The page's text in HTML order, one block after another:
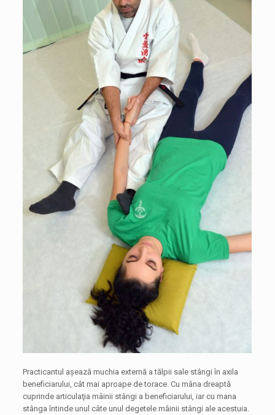
Practicantul aşează muchia externă a tălpii sale stângi în axila
beneficiarului, cât mai aproape de torace. Cu mâna dreaptă
cuprinde articulaţia mâinii stângi a beneficiarului, iar cu mana
stânga întinde unul câte unul degetele mâinii stângi ale acestuia.